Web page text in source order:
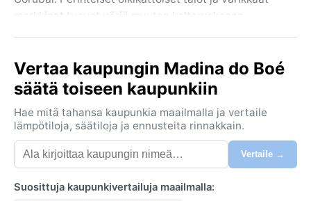
markkinat tuovat väriä muuten keltaruskeaan
maanviljelyn ympärille. Kaukana rannikon vilinästä
Madina do Boé tarjoaa kurkistuksen aitoon Länsi-
Afrikkaan – hiljaiseen, kuumaan ja vehreään, kun
sateet sen sallivat.
Ilmasto on Köppen-luokitukseltaan trooppinen savanni
(Aw), mikä tarkoittaa selvää kuivan ja sateisen
kauden vaihtelua. Kesäisin eli toukokuusta lokakuuhun
sataa lähes päivittäin rankkoja, trooppisia kuuroja, ja
Vertaa kaupungin Madina do Boé
säätä toiseen kaupunkiin
Hae mitä tahansa kaupunkia maailmalla ja vertaile
lämpötiloja, säätiloja ja ennusteita rinnakkain.
Vertaile →
Suosittuja kaupunkivertailuja maailmalla: